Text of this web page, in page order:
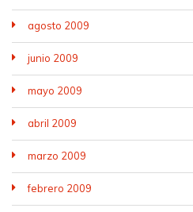
agosto 2009
junio 2009
mayo 2009
abril 2009
marzo 2009
febrero 2009